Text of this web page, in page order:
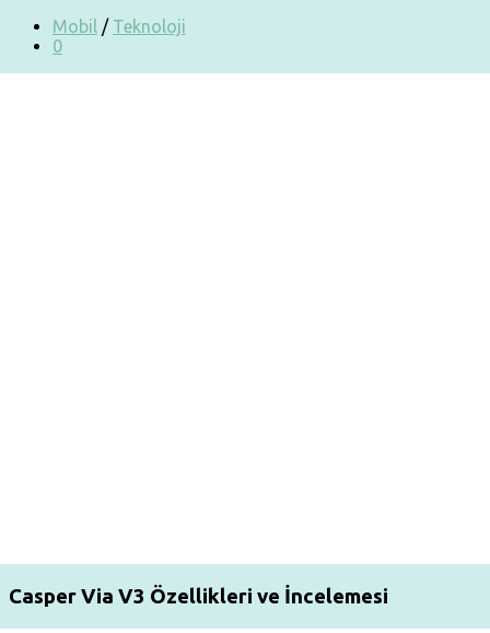
Mobil / Teknoloji
0
Casper Via V3 Özellikleri ve İncelemesi